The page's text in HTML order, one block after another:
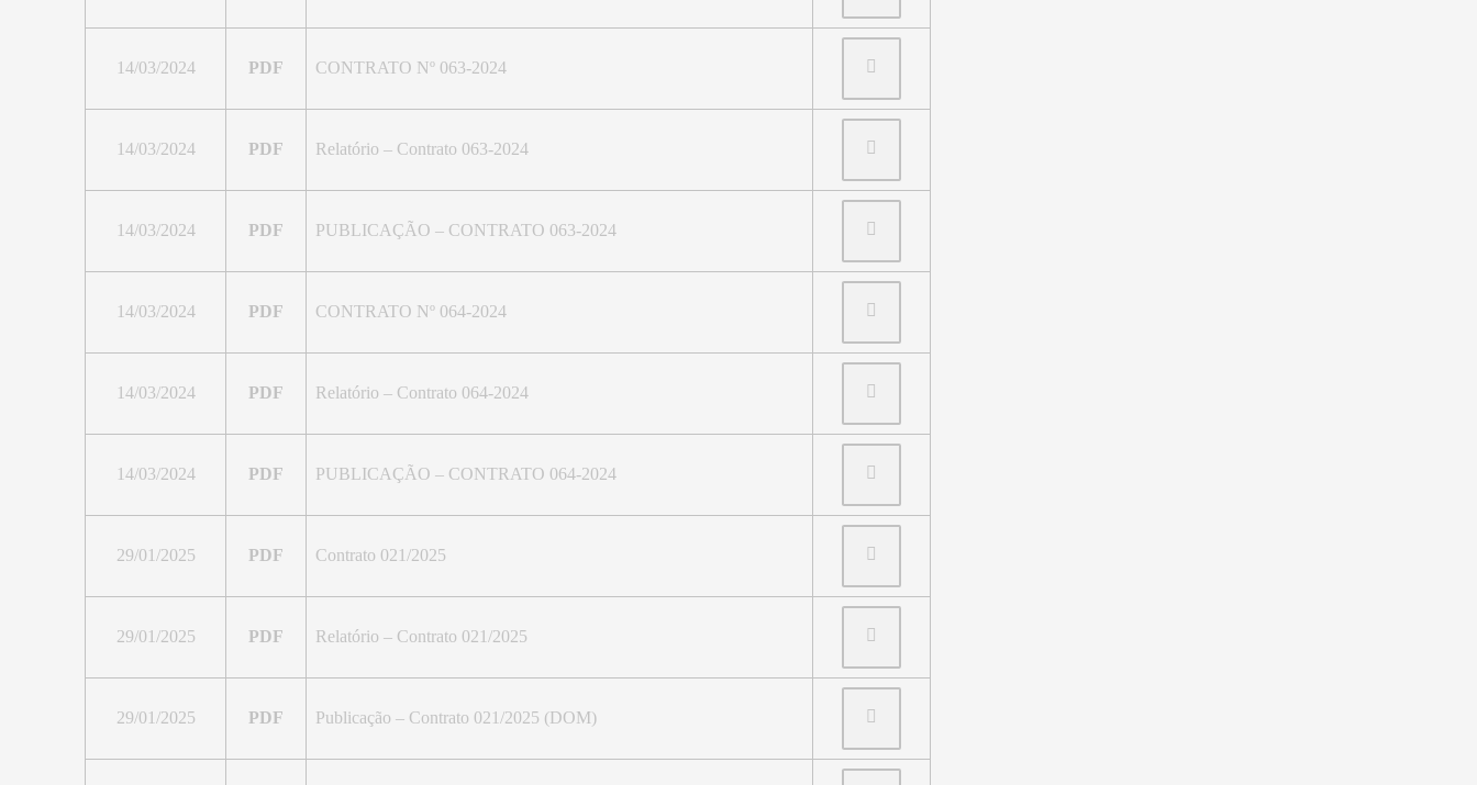
14/03/2024 PDF CONTRATO Nº 063-2024
14/03/2024 PDF Relatório – Contrato 063-2024
14/03/2024 PDF PUBLICAÇÃO – CONTRATO 063-2024
14/03/2024 PDF CONTRATO Nº 064-2024
14/03/2024 PDF Relatório – Contrato 064-2024
14/03/2024 PDF PUBLICAÇÃO – CONTRATO 064-2024
29/01/2025 PDF Contrato 021/2025
29/01/2025 PDF Relatório – Contrato 021/2025
29/01/2025 PDF Publicação – Contrato 021/2025 (DOM)